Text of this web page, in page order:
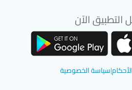
التطبيق الآن
|سياسة الخصوصية